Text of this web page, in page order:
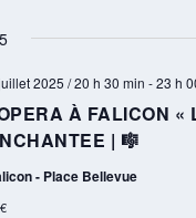
À FALICON «
| 🎼
2025 / 20 h 30 min -23 h
- Place Bellevue